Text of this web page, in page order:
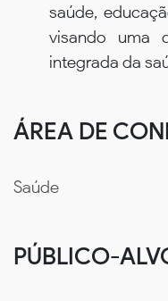
saúde,
visando uma
integrada da
ÁREA DE
Saúde
PÚBLICO-